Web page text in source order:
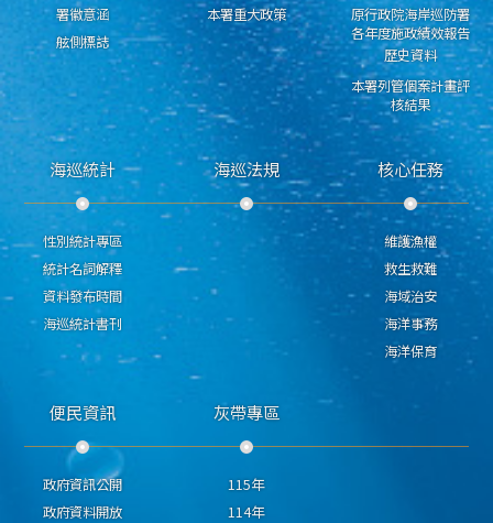
署徽意涵
舷側標誌
本署重大政策
原行政院海岸巡防署
各年度施政績效報告
歷史資料
本署列管個案計畫評
核結果
海巡統計
性別統計專區
統計名詞解釋
資料發布時間
海巡統計書刊
海巡法規 核心任務
維護漁權
救生救難
海域治安
海洋事務
海洋保育
便民資訊
政府資訊公開
政府資料開放
灰帶專區
115年
114年